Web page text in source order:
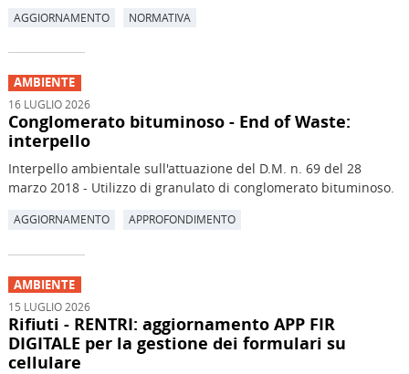
AGGIORNAMENTO NORMATIVA
AMBIENTE
16 LUGLIO 2026
Conglomerato bituminoso - End of Waste:
interpello
Interpello ambientale sull'attuazione del D.M. n. 69 del 28
marzo 2018 - Utilizzo di granulato di conglomerato bituminoso.
AGGIORNAMENTO APPROFONDIMENTO
AMBIENTE
15 LUGLIO 2026
Rifiuti - RENTRI: aggiornamento APP FIR
DIGITALE per la gestione dei formulari su
cellulare